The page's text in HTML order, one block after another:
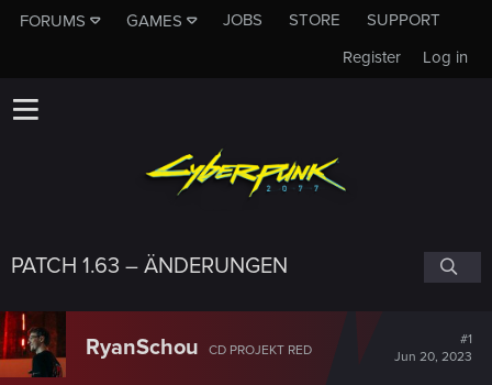
FORUMS GAMES JOBS STORE
SUPPORT
Log in
Register
PATCH 1.63 – ÄNDERUNGEN
RyanSchou CD PROJEKT RED
#1
Jun 20, 2023